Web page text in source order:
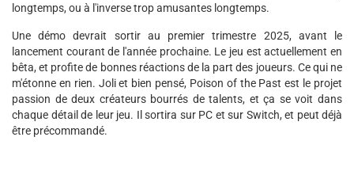
longtemps, ou à l'inverse trop amusantes longtemps.
Une démo devrait sortir au premier trimestre 2025, avant le
lancement courant de l'année prochaine. Le jeu est actuellement en
bêta, et profite de bonnes réactions de la part des joueurs. Ce qui ne
m'étonne en rien. Joli et bien pensé, Poison of the Past est le projet
passion de deux créateurs bourrés de talents, et ça se voit dans
chaque détail de leur jeu. Il sortira sur PC et sur Switch, et peut déjà
être précommandé.